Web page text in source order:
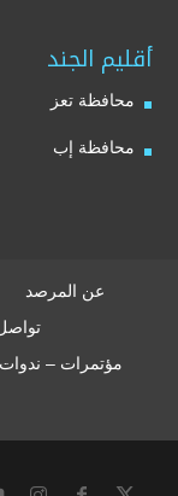
أقليم الجند
محافظة تعز
محافظة إب
عن المرصد
مؤتمرات –